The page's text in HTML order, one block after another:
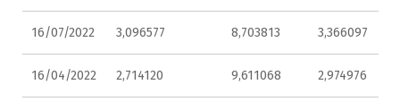
16/07/2022 3,096577 8,703813 3,366097
16/04/2022 2,714120 9,611068 2,974976